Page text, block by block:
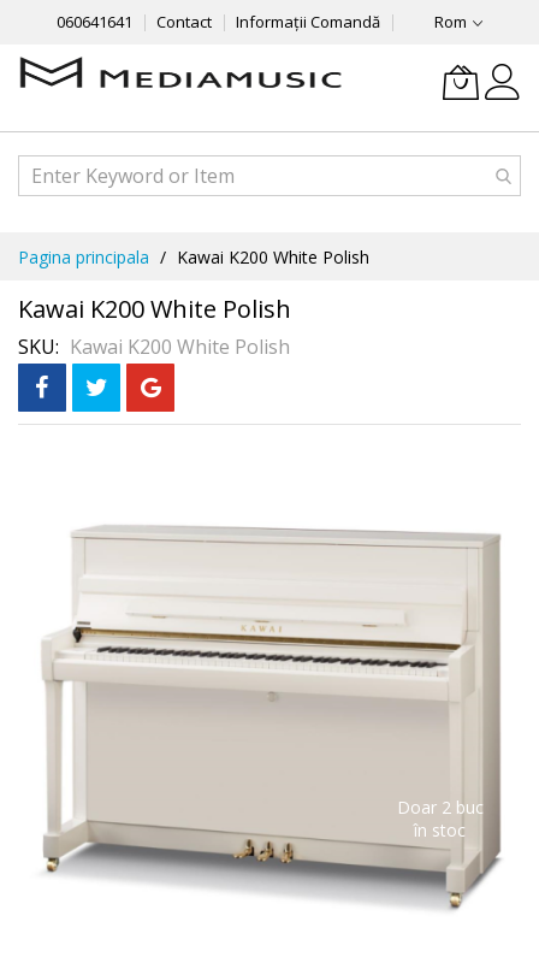
060641641 Contact Informații Comandă Rom
Continut
Pagina principala Kawai K200 White Polish
Kawai K200 White Polish
SKU Kawai K200 White Polish
images
gallery
Doar 2 buc
în stoc